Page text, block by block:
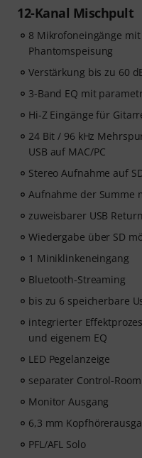
12-Kanal Mischpult
8 Mikrofoneingänge
Phantomspeisung
Verstärkung bis zu 60
3-Band EQ mit
Hi-Z Eingänge für
24 Bit / 96 kHz
USB auf MAC/PC
Stereo Aufnahme auf
Aufnahme der Summe
zuweisbarer USB Return
Wiedergabe über SD
1 Miniklinkeneingang
Bluetooth-Streaming
bis zu 6 speicherbare
integrierter
und eigenem EQ
LED Pegelanzeige
separater Control-
Monitor Ausgang
6,3 mm
PFL/AFL Solo